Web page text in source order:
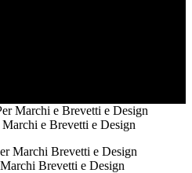
e Brevetti e Design
Brevetti e Design